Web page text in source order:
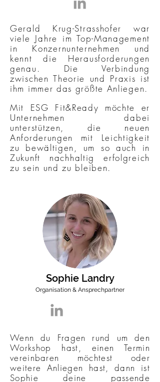
Gerald Krug-Strasshofer war
viele Jahre im Top-Management
in Konzernunternehmen und
kennt die Herausforderungen
genau. Die Verbindung
zwischen Theorie und Praxis ist
ihm immer das größte Anliegen.
Mit ESG Fit&Ready möchte er
Unternehmen dabei
unterstützen, die neuen
Anforderungen mit Leichtigkeit
zu bewältigen, um so auch in
Zukunft nachhaltigerfolgreich
zu sein und zu bleiben.
Sophie Landry
Organisation & Ansprechpartner
Wenn du Fragen rund um den
Workshop hast, einen Termin
vereinbaren möchtest oder
weitere Anliegen hast, dann ist
Sophie deine passende